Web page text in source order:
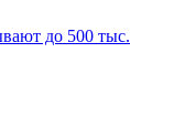
до 500 тыс.